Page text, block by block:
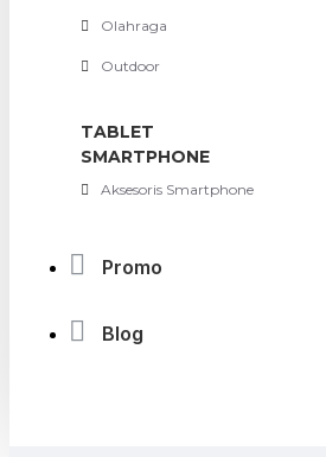
Olahraga
Outdoor
TABLET
SMARTPHONE
Aksesoris Smartphone
Promo
Blog